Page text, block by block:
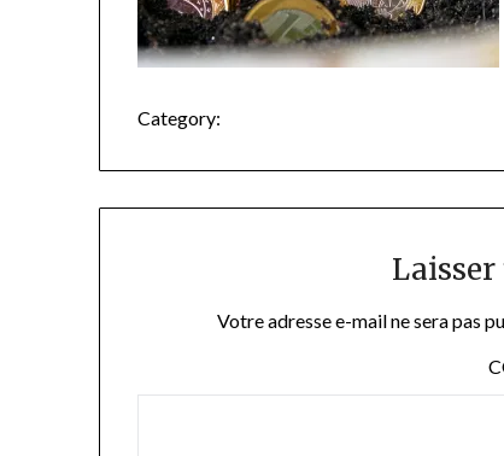
Category:
Votre adresse e-mail ne sera pas